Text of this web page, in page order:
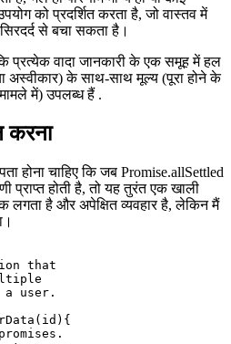
एक दूसरा एपीआई उपलब्ध है जो सभी
है, भले ही परिणाम मान्य हो या कोई
को प्रदर्शित करता है, जो वास्तव में
से बचा सकता है।
प्रत्येक वादा जानकारी के एक समूह में हल
अस्वीकार) के साथ-साथ मूल्य (पूरा होने के
में) उपलब्ध हैं .
करना
होना चाहिए कि जब Promise.allSettled
होती है, तो यह तुरंत एक खाली
लगता है और अपेक्षित व्यवहार है, लेकिन मैं
that
a user.